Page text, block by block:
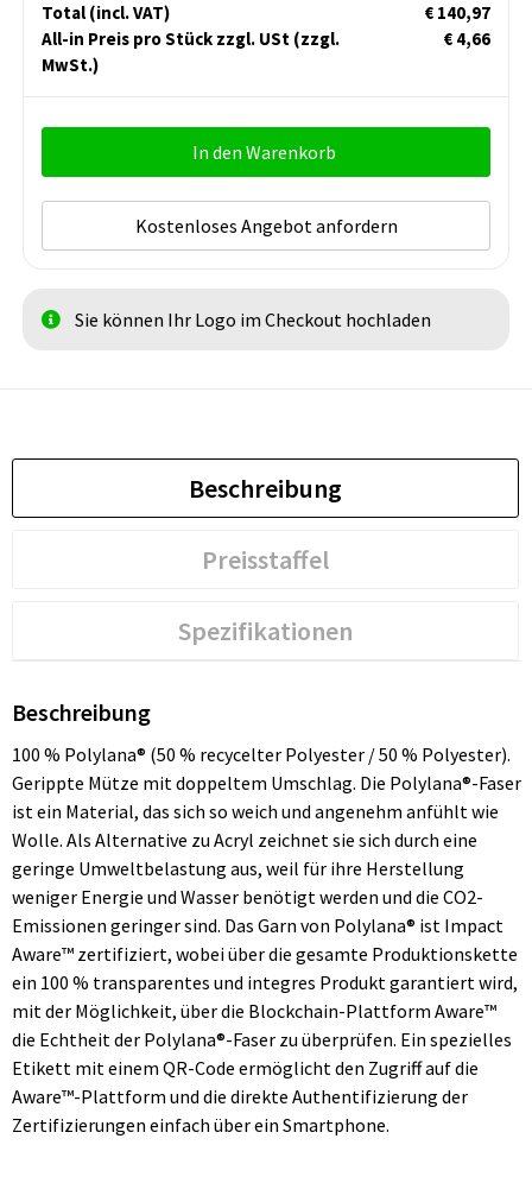
Total (incl. VAT)
€ 140,97
All-in Preis pro Stück zzgl. USt (zzgl.
MwSt.)
€ 4,66
In den Warenkorb
Kostenloses Angebot anfordern
Sie können Ihr Logo im Checkout hochladen
Beschreibung
Preisstaffel
Spezifikationen
Beschreibung
100 % Polylana® (50 % recycelter Polyester / 50 % Polyester).
Gerippte Mütze mit doppeltem Umschlag. Die Polylana®-Faser
ist ein Material, das sich so weich und angenehm anfühlt wie
Wolle. Als Alternative zu Acryl zeichnet sie sich durch eine
geringe Umweltbelastung aus, weil für ihre Herstellung
weniger Energie und Wasser benötigt werden und die CO2-
Emissionen geringer sind. Das Garn von Polylana® ist Impact
Aware™ zertifiziert, wobei über die gesamte Produktionskette
ein 100 % transparentes und integres Produkt garantiert wird,
mit der Möglichkeit, über die Blockchain-Plattform Aware™
die Echtheit der Polylana®-Faser zu überprüfen. Ein spezielles
Etikett mit einem QR-Code ermöglicht den Zugriff auf die
Aware™-Plattform und die direkte Authentifizierung der
Zertifizierungen einfach über ein Smartphone.